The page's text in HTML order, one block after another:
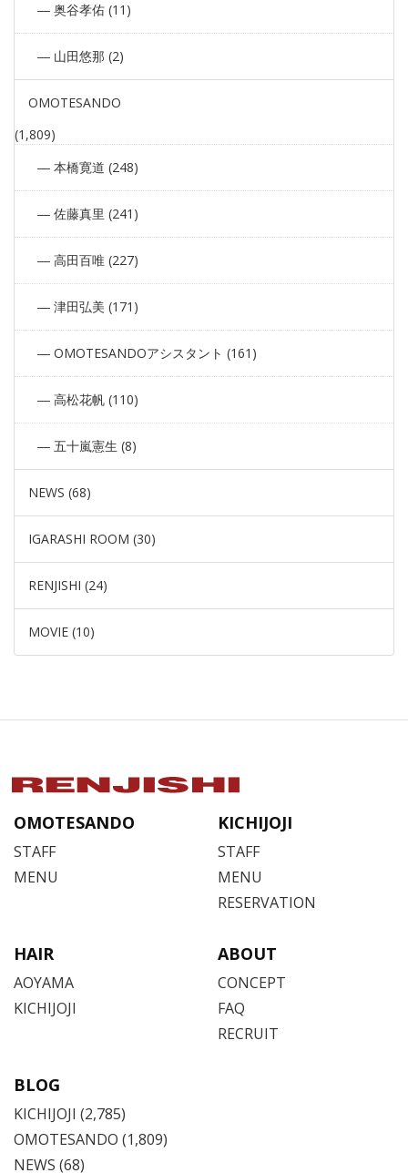
奥谷孝佑 (11)
山田悠那 (2)
OMOTESANDO
(1,809)
本橋寛道 (248)
佐藤真里 (241)
高田百唯 (227)
津田弘美 (171)
OMOTESANDOアシスタント (161)
高松花帆 (110)
五十嵐憲生 (8)
NEWS (68)
IGARASHI ROOM (30)
RENJISHI (24)
MOVIE (10)
OMOTESANDO
STAFF
MENU
KICHIJOJI
STAFF
MENU
RESERVATION
HAIR
AOYAMA
KICHIJOJI
ABOUT
CONCEPT
FAQ
RECRUIT
BLOG
KICHIJOJI (2,785)
OMOTESANDO (1,809)
NEWS (68)